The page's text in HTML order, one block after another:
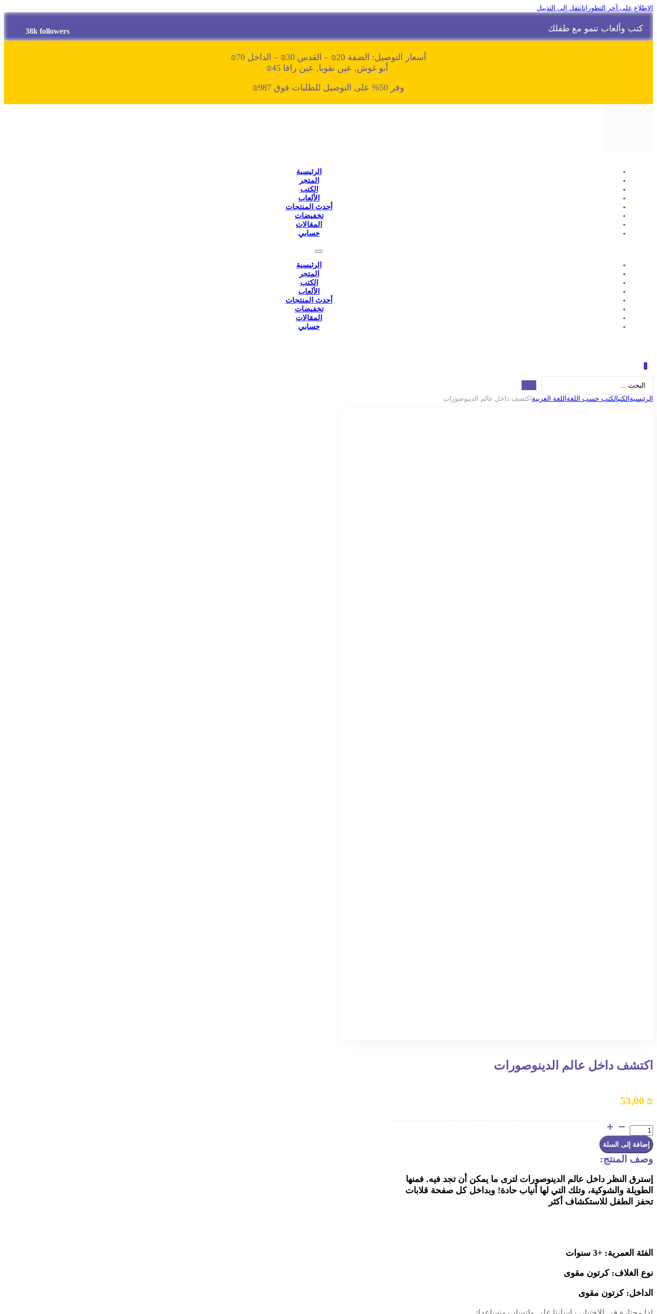
الاطلاع على آخر التطوراتانتقل إلى التذييل
كتب وألعاب تنمو مع طفلك 38k followers
أسعار التوصيل: الضفة 20₪ – القدس 30₪ – الداخل 70₪
أبو غوش, عين نقوبا, عين رافا 45₪
وفر 50% على التوصيل للطلبات فوق 987₪
الرئيسية
المتجر
الكتب
الألعاب
أحدث المنتجات
تخفيضات
المقالات
حسابي
الرئيسية
المتجر
الكتب
الألعاب
أحدث المنتجات
تخفيضات
المقالات
حسابي
0
الرئيسية الكتبالكتب حسب اللغة اللغة العربية اكتشف داخل عالم الدينوصورات
اكتشف داخل عالم الدينوصورات
53,00 ₪
كمية
اكتشف
داخل
عالم
الدينوصورات
إضافة إلى السلة
وصف المنتج:
إسترق النظر داخل عالم الدينوصورات لترى ما يمكن أن تجد فيه. فمنها
الطويلة والشوكية، وتلك التي لها أنياب حادة! وبداخل كل صفحة قلابات
تحفز الطفل للاستكشاف أكثر
الفئة العمرية: +3 سنوات
نوع الغلاف: كرتون مقوى
الداخل: كرتون مقوى